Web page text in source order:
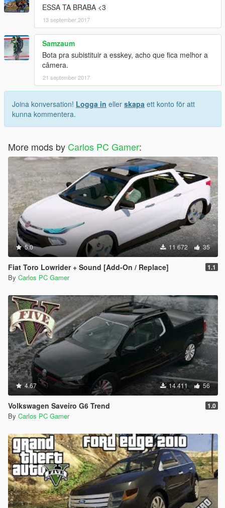
ESSA TA BRABA <3
13 september 2017
Samzaum
Bota pra subistituir a esskey, acho que fica melhor a
câmera.
21 september 2017
Joina konversation! Logga in eller skapa ett konto för att
kunna kommentera.
More mods by Carlos PC Gamer:
5.0 11 672 35
Fiat Toro Lowrider + Sound [Add-On / Replace] 1.1
By Carlos PC Gamer
4.67 14 411 56
Volkswagen Saveiro G6 Trend 1.0
By Carlos PC Gamer